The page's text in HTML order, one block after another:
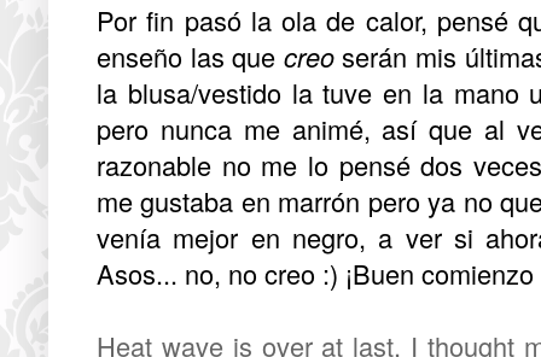
Por fin pasó la ola de calor, pensé
enseño las que creoserán mis
la blusa/vestido la tuve en la mano
pero nunca me animé, así que al
razonable no me lo pensé dos
me gustaba en marrón pero ya no
venía mejor en negro, a ver si
Asos... no, no creo :) ¡Buen
Heat wave is over at last, I thought